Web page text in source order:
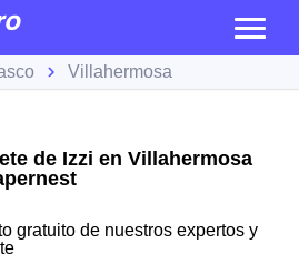
Villahermosa
de Izzi en Villahermosa
gratuito de nuestros expertos y